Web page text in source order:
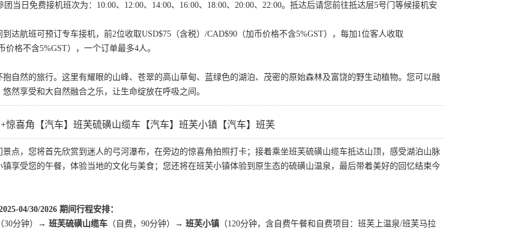
当日免费接机班次为：10:00、12:00、14:00、16:00、18:00、20:00、22:00。抵达后请您前往抵达层5号门等候接机安
到达航班可预订专车接机，前2位收取USD$75（含税）/CAD$90（加币价格不含5%GST），每加1位客人收取
价格不含5%GST），一个订单最多4人。
自然的旅行。这里有耀眼的山峰、苍翠的高山草甸、蓝绿色的湖泊、茂密的原始森林及富饶的野生动植物。您可以融
然享受和大自然融合之乐，让生命绽放在呼吸之间。
惊喜角【汽车】班芙硫磺山缆车【汽车】班芙小镇【汽车】班芙
点，您将首先欣赏到迷人的弓河瀑布，在旁边的惊喜角拍照打卡；接着乘坐班芙硫磺山缆车抵达山顶，感受湖泊山脉
享受您的午餐，体验当地的文化与美食；您还将在班芙小镇体验到原生态的硫磺山温泉，最后带着美好的回忆结束今
04/30/2026 期间行程安排：
（30分钟）→ 班芙硫磺山缆车 （自费，90分钟）→ 班芙小镇 （120分钟，含自费午餐和自费项目：班芙上温泉/班芙马拉